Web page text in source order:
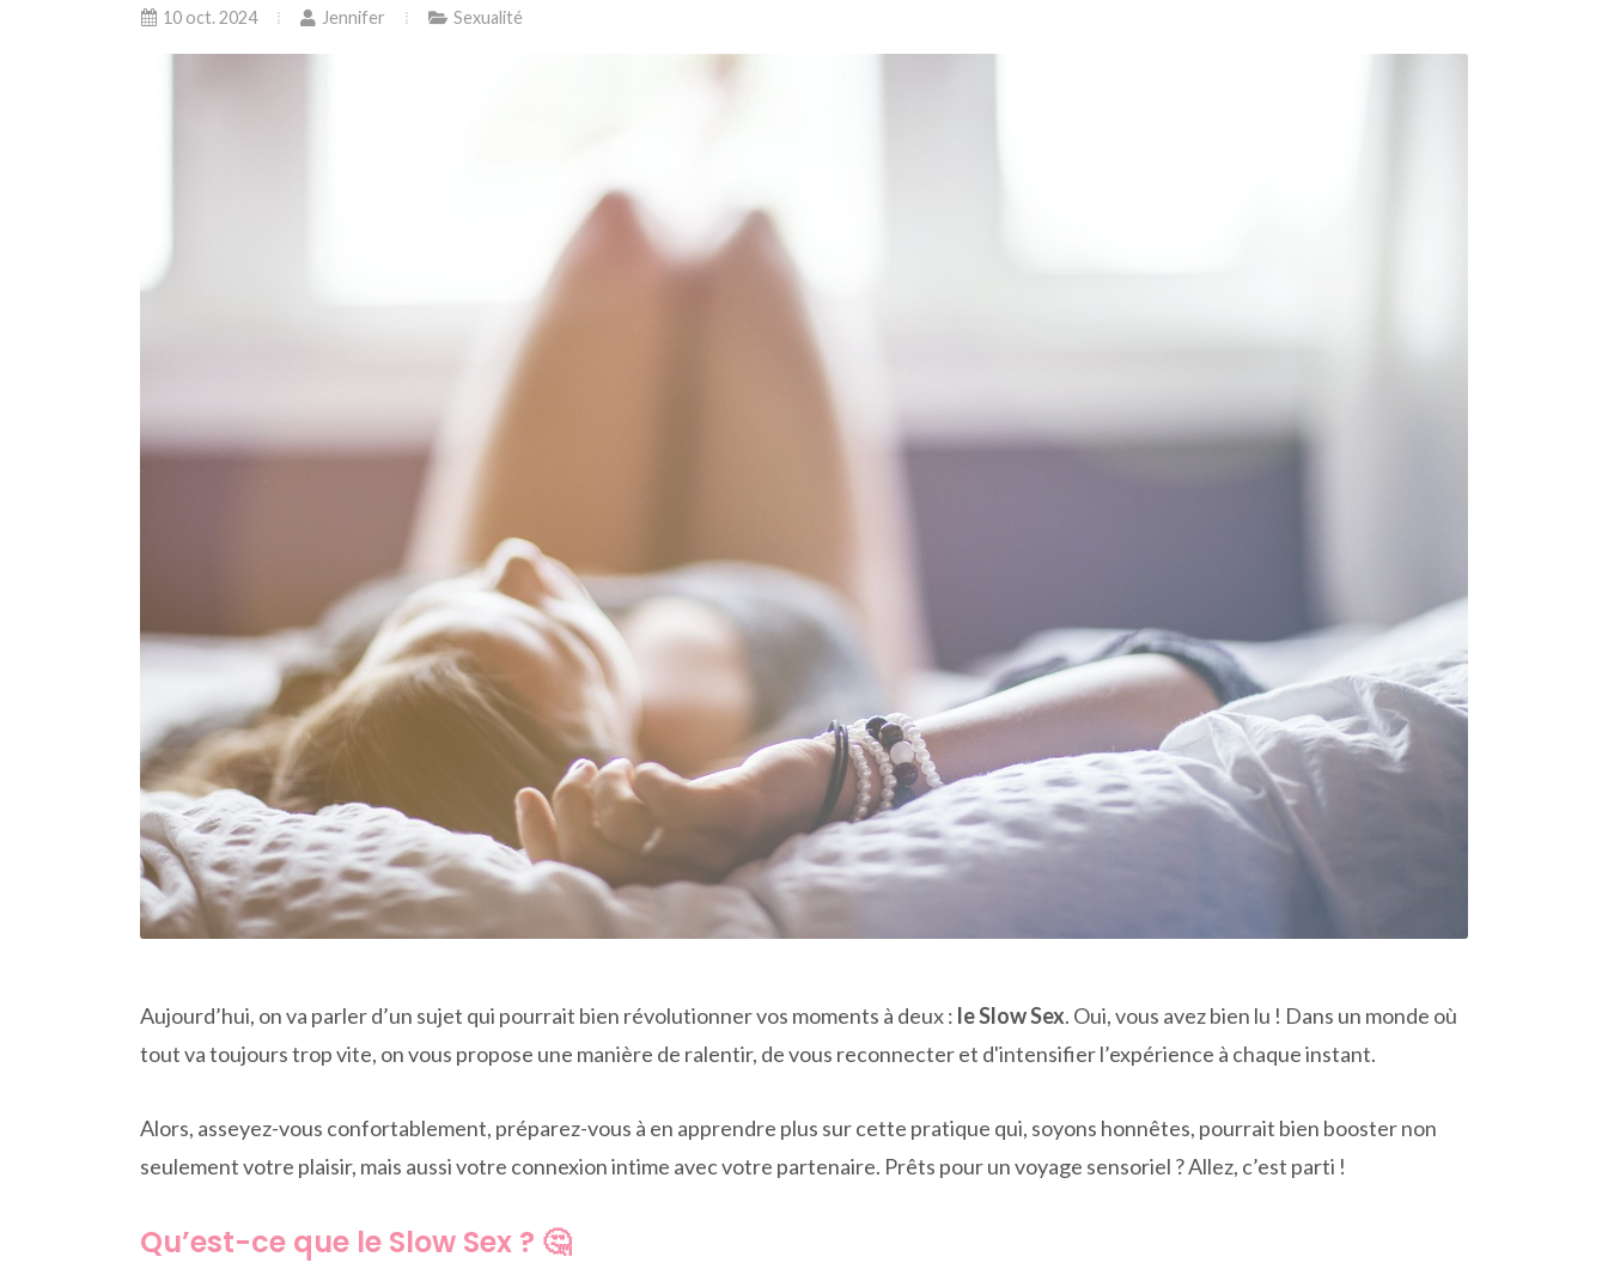
10 oct. 2024 Jennifer Sexualité
Aujourd’hui, on va parler d’un sujet qui pourrait bien révolutionner vos moments à deux : le Slow Sex. Oui, vous avez bien lu ! Dans un monde où
tout va toujours trop vite, on vous propose une manière de ralentir, de vous reconnecter et d'intensifier l’expérience à chaque instant.
Alors, asseyez-vous confortablement, préparez-vous à en apprendre plus sur cette pratique qui, soyons honnêtes, pourrait bien booster non
seulement votre plaisir, mais aussi votre connexion intime avec votre partenaire. Prêts pour un voyage sensoriel ? Allez, c’est parti !
Qu’est-ce que le Slow Sex ? 🤔